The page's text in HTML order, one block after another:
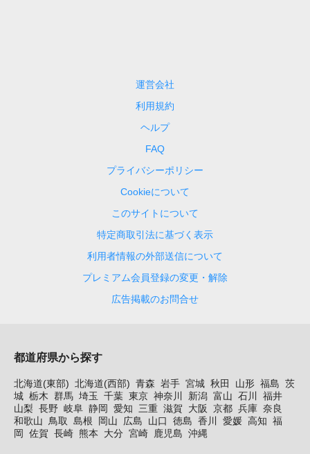
運営会社
利用規約
ヘルプ
FAQ
プライバシーポリシー
Cookieについて
このサイトについて
特定商取引法に基づく表示
利用者情報の外部送信について
プレミアム会員登録の変更・解除
広告掲載のお問合せ
都道府県から探す
北海道(東部) 北海道(西部) 青森 岩手 宮城 秋田 山形 福島 茨
城 栃木 群馬 埼玉 千葉 東京 神奈川 新潟 富山 石川
福井
山梨 長野 岐阜 静岡 愛知 三重 滋賀 大阪 京都 兵庫 奈良
和歌山
鳥取 島根 岡山 広島 山口 徳島 香川 愛媛 高知 福
岡 佐賀 長崎 熊本 大分 宮崎 鹿児島 沖縄